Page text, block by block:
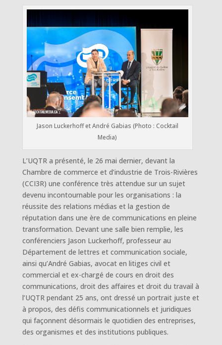
Jason Luckerhoff et André Gabias (Photo : Cocktail
Media)
L’UQTR a présenté, le 26 mai dernier, devant la
Chambre de commerce et d’industrie de Trois-Rivières
(CCI3R) une conférence très attendue sur un sujet
devenu incontournable pour les organisations : la
réussite des relations médias et la gestion de
réputation dans une ère de communications en pleine
transformation. Devant une salle bien remplie, les
conférenciers Jason Luckerhoff, professeur au
Département de lettres et communication sociale,
ainsi qu’André Gabias, avocat en litiges civil et
commercial et ex-chargé de cours en droit des
communications, droit des affaires et droit du travail à
l’UQTR pendant 25 ans, ont dressé un portrait juste et
à propos, des défis communicationnels et juridiques
qui façonnent désormais le quotidien des entreprises,
des organismes et des institutions publiques.